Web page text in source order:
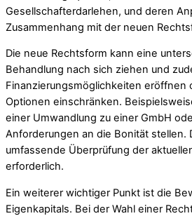
Gesellschafterdarlehen, und deren
Zusammenhang mit der neuen
Die neue Rechtsform kann eine
Behandlung nach sich ziehen und
Finanzierungsmöglichkeiten eröffnen
Optionen einschränken.
einer Umwandlung zu einer GmbH
Anforderungen an die Bonität stellen.
umfassende Überprüfung der
erforderlich.
Ein weiterer wichtiger Punkt ist die
Eigenkapitals. Bei der Wahl einer